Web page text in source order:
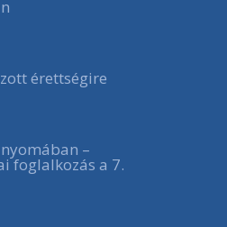
érettségire
–
foglalkozás a 7.